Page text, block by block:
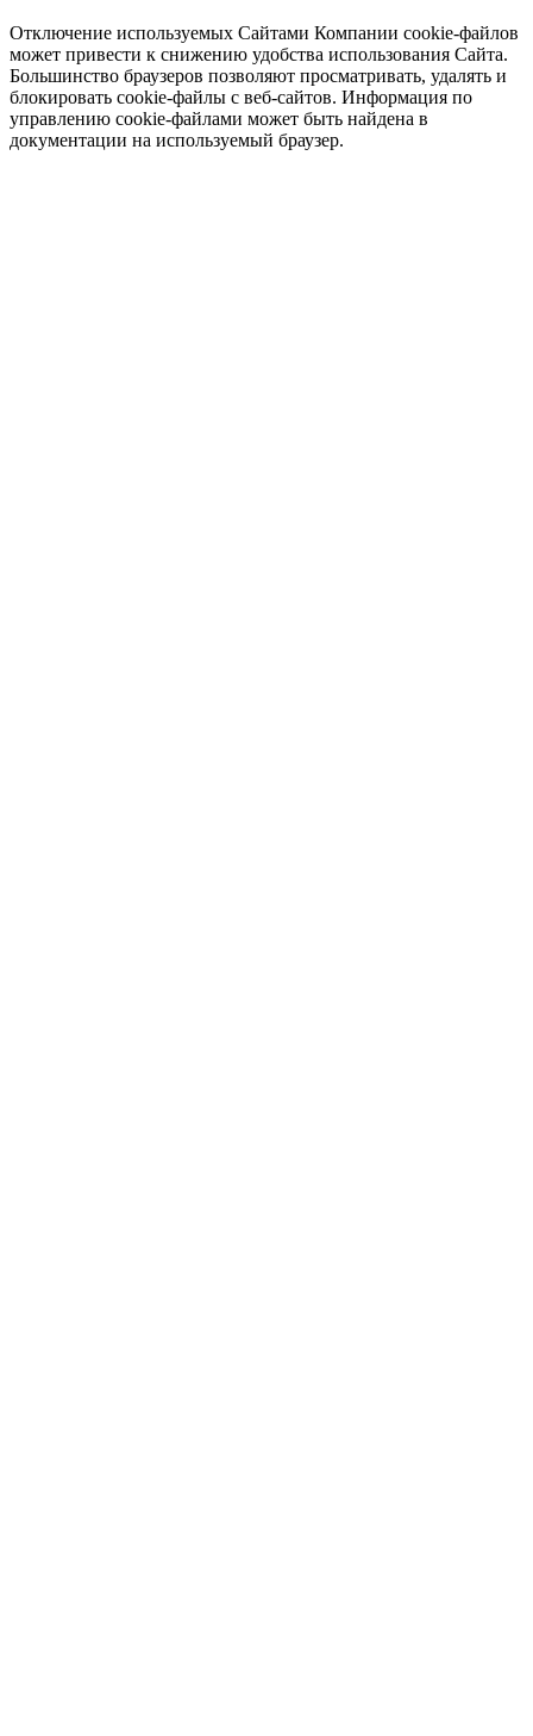
Отключение используемых Сайтами Компании cookie-файлов
может привести к снижению удобства использования Сайта.
Большинство браузеров позволяют просматривать, удалять и
блокировать cookie-файлы c веб-сайтов. Информация по
управлению cookie-файлами может быть найдена в
документации на используемый браузер.